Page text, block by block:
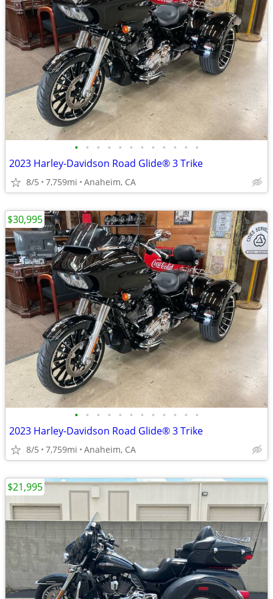
• • • • • • • • • • • •
2023 Harley-Davidson Road Glide® 3 Trike
8/5 7,759mi Anaheim, CA
• • • • • • • • • • • •
2023 Harley-Davidson Road Glide® 3 Trike
8/5 7,759mi Anaheim, CA
$30,995
$21,995